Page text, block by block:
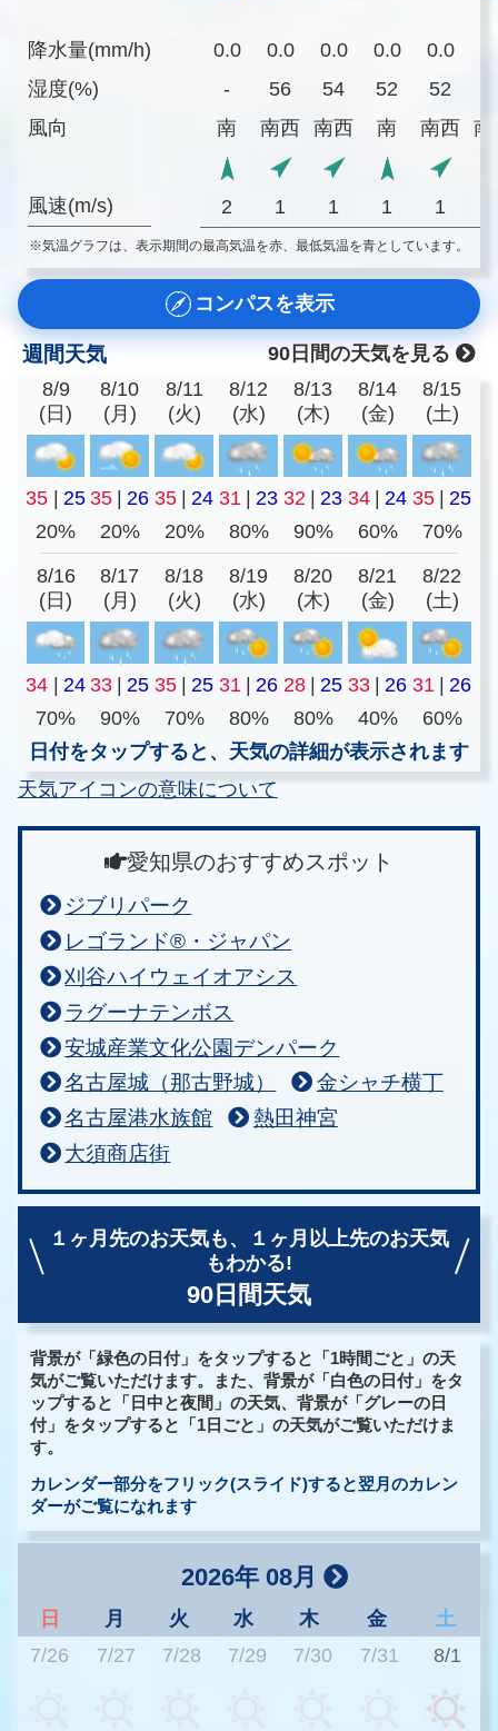
降水量(mm/h)
湿度(%)
風向
風速(m/s)
0.0 0.0 0.0 0.0 0.0
-
56 54 52 52
南
南西 南西 南 南西 南
2 1 1 1 1
※気温グラフは、表示期間の最高気温を赤、最低気温を青としています。
コンパスを表示
週間天気
90日間の天気を見る
8/9
(日)
8/10
(月)
8/11
(火)
8/12
(水)
8/13
(木)
8/14
(金)
8/15
(土)
35 | 25 35 | 26 35 | 24 31 | 23 32 | 23 34 | 24 35 | 25
20%
20% 20% 80% 90% 60% 70%
8/16
(日)
8/17
(月)
8/18
(火)
8/19
(水)
8/20
(木)
8/21
(金)
8/22
(土)
34 | 24 33 | 25 35 | 25 31 | 26 28 | 25 33 | 26 31 | 26
70%
90% 70% 80% 80% 40%
60%
日付をタップすると、天気の詳細が表示されます
天気アイコンの意味について
愛知県のおすすめスポット
ジブリパーク
レゴランド®・ジャパン
刈谷ハイウェイオアシス
ラグーナテンボス
安城産業文化公園デンパーク
名古屋城（那古野城）
金シャチ横丁
名古屋港水族館
熱田神宮
大須商店街
１ヶ月先のお天気も、
１ヶ月以上先のお天気
もわかる!
90日間天気
背景が「緑色の日付」をタップすると「1時間ごと」の天
気がご覧いただけます。また、背景が「白色の日付」をタ
ップすると「日中と夜間」の天気、背景が「グレーの日
付」をタップすると「1日ごと」の天気がご覧いただけま
す。
カレンダー部分をフリック(スライド)すると翌月のカレン
ダーがご覧になれます
2026年 08月
日 月 火 水 木 金
土
7/26
7/27 7/28 7/29 7/30 7/31 8/1